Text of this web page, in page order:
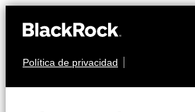
Política de privacidad